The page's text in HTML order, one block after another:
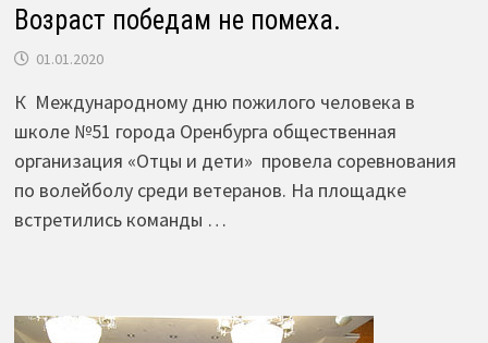
Возраст победам не помеха.
01.01.2020
К Международному дню пожилого человека в
школе №51 города Оренбурга общественная
организация «Отцы и дети» провела соревнования
по волейболу среди ветеранов. На площадке
встретились команды …